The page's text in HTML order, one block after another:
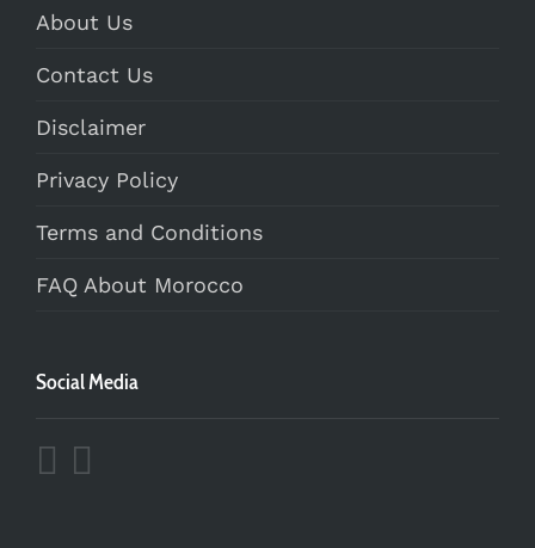
About Us
Contact Us
Disclaimer
Privacy Policy
Terms and Conditions
FAQ About Morocco
Social Media